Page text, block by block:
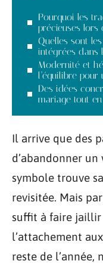
Pourquoi les
précieuses lors
Quelles sont
intégrées dans
Modernité et
l’équilibre pour
Des idées
mariage tout
Il arrive que des
d’abandonner
symbole trouve
revisitée. Mais
suffit à faire jaillir
l’attachement
reste de l’année,